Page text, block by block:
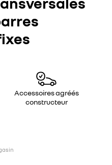
Accessoires agréés
constructeur